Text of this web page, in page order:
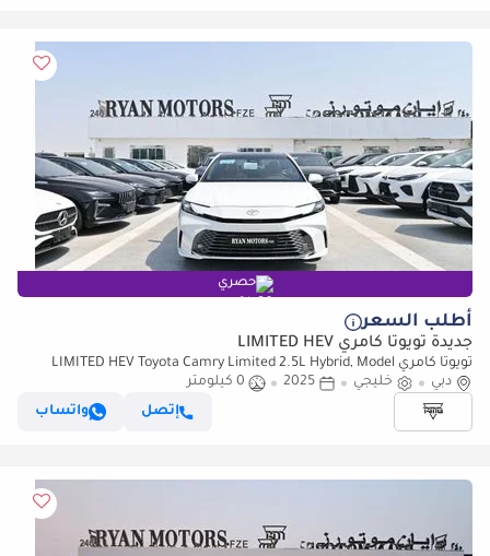
حصري
أطلب السعر
جديدة تويوتا كامري LIMITED HEV
تويوتا كامري LIMITED HEV Toyota Camry Limited 2.5L Hybrid, Model
2025, Color White
دبي خليجي 2025
0 كيلومتر
إتصل
واتساب